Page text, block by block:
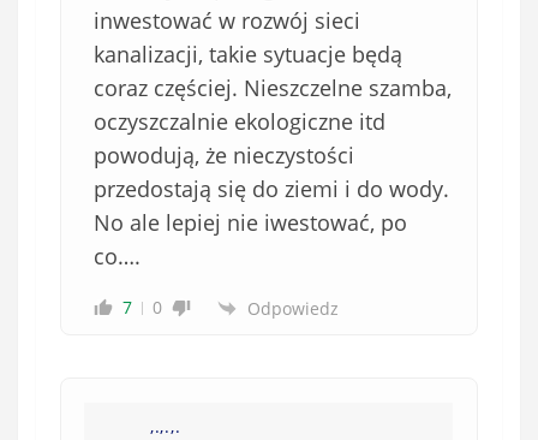
inwestować w rozwój sieci
kanalizacji, takie sytuacje będą
coraz częściej. Nieszczelne szamba,
oczyszczalnie ekologiczne itd
powodują, że nieczystości
przedostają się do ziemi i do wody.
No ale lepiej nie iwestować, po
co….
7 0 Odpowiedz
,.,.,.